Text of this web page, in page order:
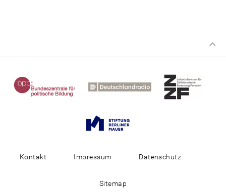
Kontakt Impressum Datenschutz
Sitemap